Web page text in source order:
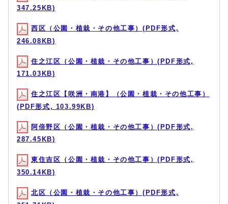
347.25KB)
西区（公園・植栽・その他工事）(PDF形式,
246.08KB)
住之江区（公園・植栽・その他工事）(PDF形式,
171.03KB)
住之江区【咲洲・南港】（公園・植栽・その他工事）
(PDF形式, 103.99KB)
阿倍野区（公園・植栽・その他工事）(PDF形式,
287.45KB)
東住吉区（公園・植栽・その他工事）(PDF形式,
350.14KB)
北区（公園・植栽・その他工事）(PDF形式,